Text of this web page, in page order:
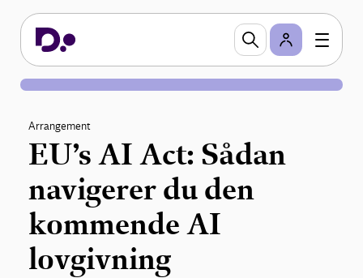
Arrangement
EU’s AI Act: Sådan
navigerer du den
kommende AI
lovgivning